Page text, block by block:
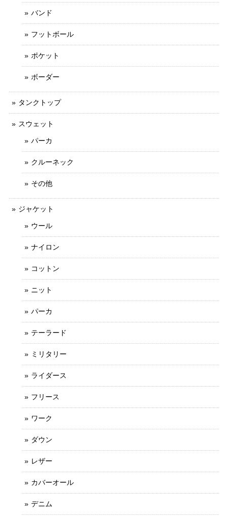
バンド
フットボール
ポケット
ボーダー
タンクトップ
スウェット
パーカ
クルーネック
その他
ジャケット
ウール
ナイロン
コットン
ニット
パーカ
テーラード
ミリタリー
ライダース
フリース
ワーク
ダウン
レザー
カバーオール
デニム